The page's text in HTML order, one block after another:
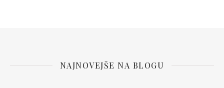
NAJNOVEJŠE NA BLOGU